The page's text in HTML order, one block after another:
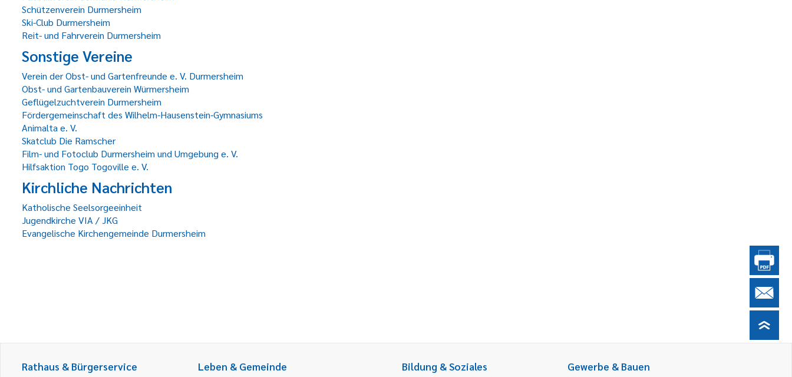
Schützenverein Durmersheim
Ski-Club Durmersheim
Reit- und Fahrverein Durmersheim
Sonstige Vereine
Verein der Obst- und Gartenfreunde e. V. Durmersheim
Obst- und Gartenbauverein Würmersheim
Geflügelzuchtverein Durmersheim
Fördergemeinschaft des Wilhelm-Hausenstein-Gymnasiums
Animalta e. V.
Skatclub Die Ramscher
Film- und Fotoclub Durmersheim und Umgebung e. V.
Hilfsaktion Togo Togoville e. V.
Kirchliche Nachrichten
Katholische Seelsorgeeinheit
Jugendkirche VIA / JKG
Evangelische Kirchengemeinde Durmersheim
Rathaus & Bürgerservice Leben & Gemeinde Bildung & Soziales Gewerbe & Bauen